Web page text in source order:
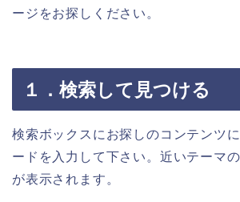
ージをお探しください。
１．検索して見つける
検索ボックスにお探しのコンテンツ
ードを入力して下さい。近いテーマ
が表示されます。